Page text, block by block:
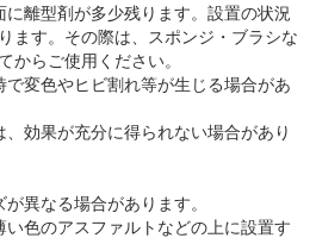
離型剤が多少残ります。設置の状況
ます。その際は、スポンジ・ブラシな
からご使用ください。
変色やヒビ割れ等が生じる場合があ
効果が充分に得られない場合があり
異なる場合があります。
色のアスファルトなどの上に設置す